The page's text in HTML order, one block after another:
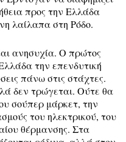
προς την Ελλάδα
λαίλαπα στη Ρόδο.
ανησυχία. Ο πρώτος
την επενδυτική
πάνω στις στάχτες.
δεν τρώγεται. Ούτε θα
σούπερ μάρκετ, την
του ηλεκτρικού, του
θέρμανσης. Στα